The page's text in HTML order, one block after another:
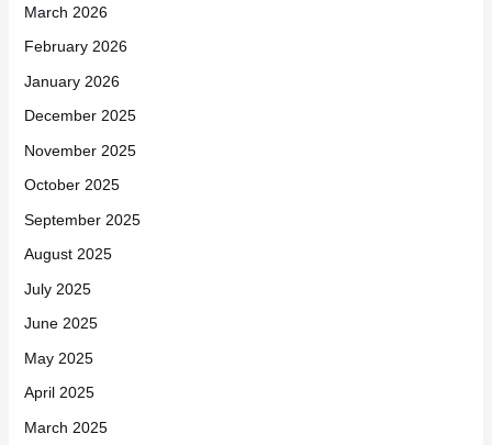
March 2026
February 2026
January 2026
December 2025
November 2025
October 2025
September 2025
August 2025
July 2025
June 2025
May 2025
April 2025
March 2025